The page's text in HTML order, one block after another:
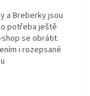
a Breberky jsou
potřeba ještě
se obrátit.
i rozepsané